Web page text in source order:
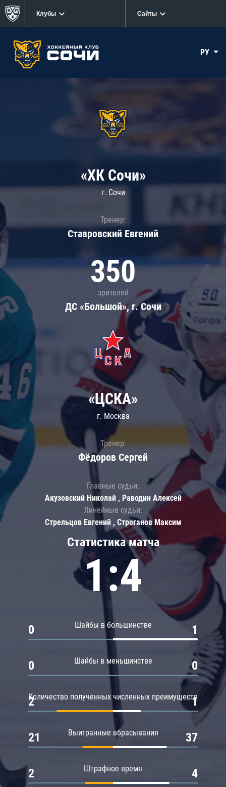
Клубы Сайты
РУ
«ХК Сочи»
г. Сочи
Тренер:
Ставровский Евгений
350
зрителей
ДС «Большой», г. Сочи
Статистика матча
1:4
Шайбы в большинстве
0 1
Шайбы в меньшинстве
0 0
Количество полученных численных преимуществ
2 1
Выигранные вбрасывания
21 37
Штрафное время
2 4
«ЦСКА»
г. Москва
Тренер:
Фёдоров Сергей
Главные судьи:
Акузовский Николай , Раводин Алексей
Линейные судьи:
Стрельцов Евгений , Строганов Максим